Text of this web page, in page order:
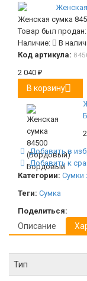
Женская сумка
Товар был продан:
Наличие:
В
Код артикула:
2 040 ₽
В корзину
Добавить в
Добавить к
Категории: Сумки
Теги: Сумка
Поделиться:
Описание
Тип